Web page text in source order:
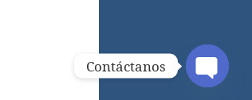
Contáctanos
OPEN